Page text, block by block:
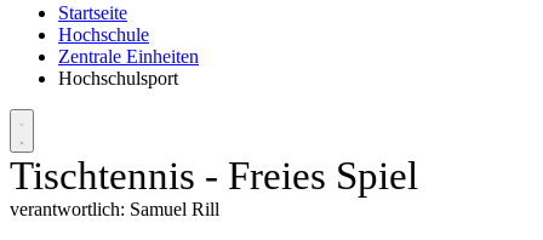
Startseite
Hochschule
Zentrale Einheiten
Hochschulsport
Tischtennis - Freies Spiel
verantwortlich: Samuel Rill